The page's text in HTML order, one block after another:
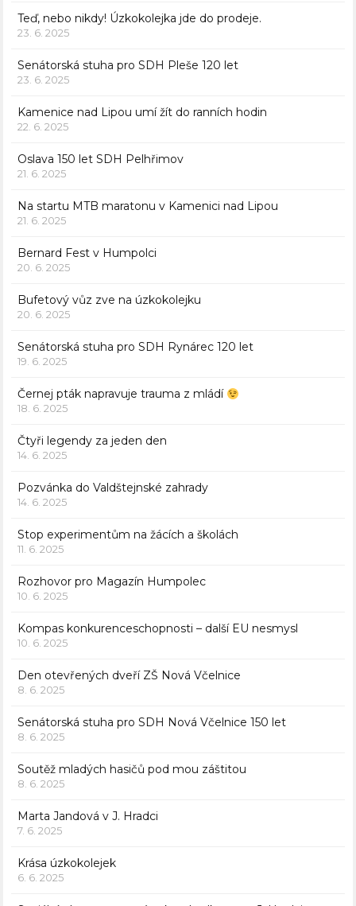
Teď, nebo nikdy! Úzkokolejka jde do prodeje.
23. 6. 2025
Senátorská stuha pro SDH Pleše 120 let
23. 6. 2025
Kamenice nad Lipou umí žít do ranních hodin
22. 6. 2025
Oslava 150 let SDH Pelhřimov
21. 6. 2025
Na startu MTB maratonu v Kamenici nad Lipou
21. 6. 2025
Bernard Fest v Humpolci
20. 6. 2025
Bufetový vůz zve na úzkokolejku
20. 6. 2025
Senátorská stuha pro SDH Rynárec 120 let
19. 6. 2025
Černej pták napravuje trauma z mládí
18. 6. 2025
Čtyři legendy za jeden den
14. 6. 2025
Pozvánka do Valdštejnské zahrady
14. 6. 2025
Stop experimentům na žácích a školách
11. 6. 2025
Rozhovor pro Magazín Humpolec
10. 6. 2025
Kompas konkurenceschopnosti – další EU nesmysl
10. 6. 2025
Den otevřených dveří ZŠ Nová Včelnice
8. 6. 2025
Senátorská stuha pro SDH Nová Včelnice 150 let
8. 6. 2025
Soutěž mladých hasičů pod mou záštitou
8. 6. 2025
Marta Jandová v J. Hradci
7. 6. 2025
Krása úzkokolejek
6. 6. 2025